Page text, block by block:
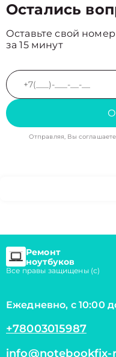
Остались
Оставьте свой
за 15 минут
Отправляя, Вы
Ремонт
ноутбуков
Все правы защищены (с)
Ежедневно, с 10:00
+78003015987
info@notebookfix-